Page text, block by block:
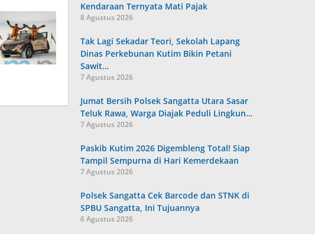
Kendaraan Ternyata Mati Pajak
8 Agustus 2026
Tak Lagi Sekadar Teori, Sekolah Lapang
Dinas Perkebunan Kutim Bikin Petani
Sawit…
7 Agustus 2026
Jumat Bersih Polsek Sangatta Utara Sasar
Teluk Rawa, Warga Diajak Peduli Lingkun…
7 Agustus 2026
Paskib Kutim 2026 Digembleng Total! Siap
Tampil Sempurna di Hari Kemerdekaan
7 Agustus 2026
Polsek Sangatta Cek Barcode dan STNK di
SPBU Sangatta, Ini Tujuannya
6 Agustus 2026